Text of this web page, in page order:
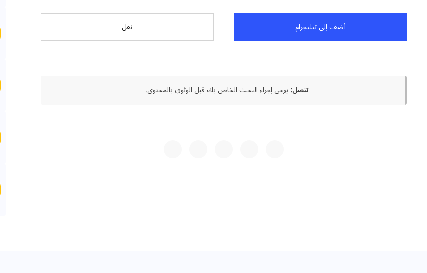
أضف إلى تيليجرام نقل
تنصل:يرجى إجراء البحث الخاص بك قبل الوثوق بالمحتوى.